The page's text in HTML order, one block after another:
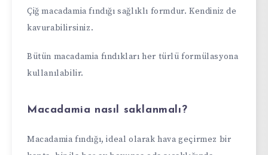
Çiğ macadamia fındığı sağlıklı formdur. Kendiniz de
kavurabilirsiniz.
Bütün macadamia fındıkları her türlü formülasyona
kullanılabilir.
Macadamia nasıl saklanmalı?
Macadamia fındığı, ideal olarak hava geçirmez bir